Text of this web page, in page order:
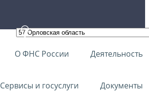
О ФНС России Деятельность
Сервисы и госуслуги Документы